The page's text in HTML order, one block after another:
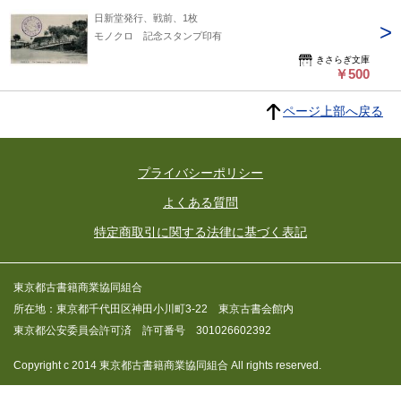
日新堂発行、戦前、1枚
モノクロ 記念スタンプ印有
きさらぎ文庫
￥500
ページ上部へ戻る
プライバシーポリシー
よくある質問
特定商取引に関する法律に基づく表記
東京都古書籍商業協同組合
所在地：東京都千代田区神田小川町3-22 東京古書会館内
東京都公安委員会許可済 許可番号 301026602392
Copyright c 2014 東京都古書籍商業協同組合 All rights reserved.